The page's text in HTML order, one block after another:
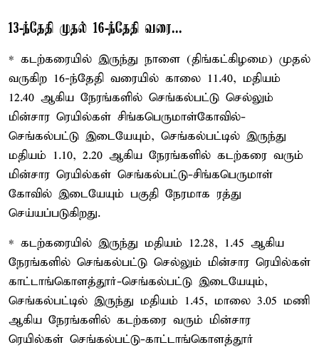
13-ந்தேதி முதல் 16-ந்தேதி வரை...
* கடற்கரையில் இருந்து நாளை (திங்கட்கிழமை) முதல்
வருகிற 16-ந்தேதி வரையில் காலை 11.40, மதியம்
12.40 ஆகிய நேரங்களில் செங்கல்பட்டு செல்லும்
மின்சார ரெயில்கள் சிங்கபெருமாள்கோவில்-
செங்கல்பட்டு இடையேயும், செங்கல்பட்டில் இருந்து
மதியம் 1.10, 2.20 ஆகிய நேரங்களில் கடற்கரை வரும்
மின்சார ரெயில்கள் செங்கல்பட்டு-சிங்கபெருமாள்
கோவில் இடையேயும் பகுதி நேரமாக ரத்து
செய்யப்படுகிறது.
* கடற்கரையில் இருந்து மதியம் 12.28, 1.45 ஆகிய
நேரங்களில் செங்கல்பட்டு செல்லும் மின்சார ரெயில்கள்
காட்டாங்கொளத்தூர்-செங்கல்பட்டு இடையேயும்,
செங்கல்பட்டில் இருந்து மதியம் 1.45, மாலை 3.05 மணி
ஆகிய நேரங்களில் கடற்கரை வரும் மின்சார
ரெயில்கள் செங்கல்பட்டு-காட்டாங்கொளத்தூர்